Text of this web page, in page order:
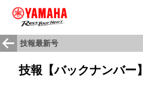
技報最新号
技報【バックナンバー】